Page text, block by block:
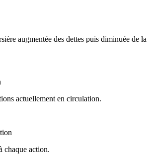
augmentée des dettes puis diminuée de la
actuellement en circulation.
chaque action.